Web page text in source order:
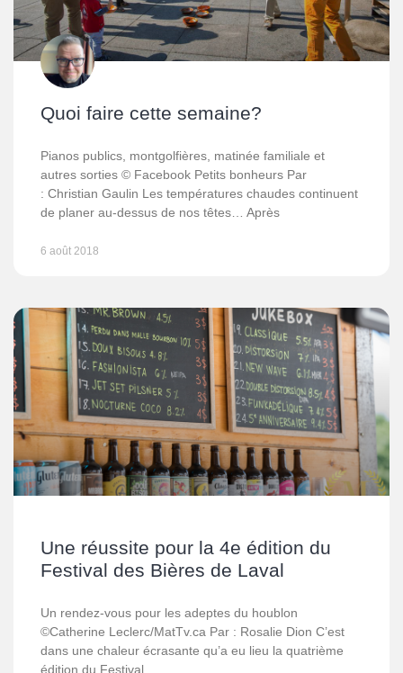
Quoi faire cette semaine?
Pianos publics, montgolfières, matinée familiale et
autres sorties © Facebook Petits bonheurs Par
: Christian Gaulin Les températures chaudes continuent
de planer au-dessus de nos têtes… Après
6 août 2018
Une réussite pour la 4e édition du
Festival des Bières de Laval
Un rendez-vous pour les adeptes du houblon
©Catherine Leclerc/MatTv.ca Par : Rosalie Dion C’est
dans une chaleur écrasante qu’a eu lieu la quatrième
édition du Festival